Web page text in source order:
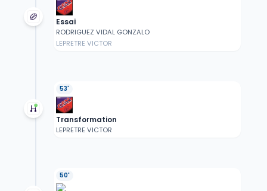
Essai
RODRIGUEZ VIDAL GONZALO
LEPRETRE VICTOR
53'
Transformation
LEPRETRE VICTOR
50'